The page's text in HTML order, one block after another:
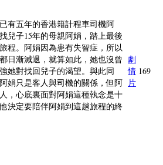
有五年的香港籍計程車司機阿
兒子15年的母親阿娟，踏上最後
程。阿娟因為患有失智症，所以
日漸減退，就算如此，她也沒曾
她對找回兒子的渴望。與此同
娟只是客人與司機的關係，但阿
，心底裏面對阿娟這種執念是十
決定要陪伴阿娟到這趟旅程的終
劇
情
片
169